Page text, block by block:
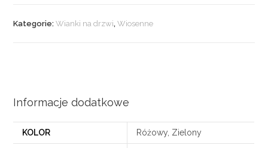
Kategorie:Wianki na drzwi,Wiosenne
Informacje dodatkowe
KOLOR Różowy, Zielony